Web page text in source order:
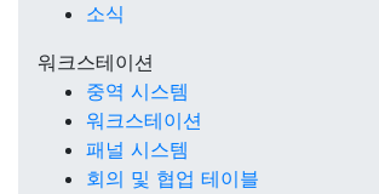
소식
워크스테이션
중역 시스템
워크스테이션
패널 시스템
회의 및 협업 테이블